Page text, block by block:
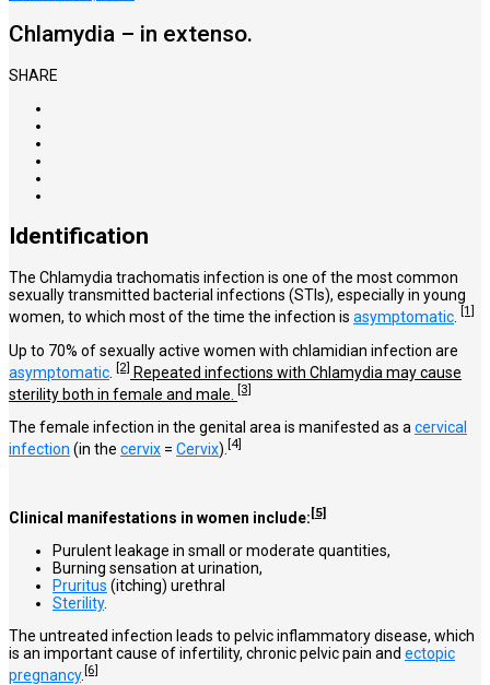
Chlamydia – in extenso.
SHARE
Identification
The Chlamydia trachomatis infection is one of the most common
sexually transmitted bacterial infections (STIs), especially in young
women, to which most of the time the infection is asymptomatic [1]
Up to 70% of sexually active women with chlamidian infection are
asymptomatic [2] Repeated infections with Chlamydia may cause
sterility both in female and male.
[3]
The female infection in the genital area is manifested as a cervical
infection (in the cervix = Cervix). [4]
Clinical manifestations in women include: [5]
Purulent leakage in small or moderate quantities,
Burning sensation at urination,
Pruritus (itching) urethral
Sterility.
The untreated infection leads to pelvic inflammatory disease, which
is an important cause of infertility, chronic pelvic pain and ectopic
pregnancy. [6]